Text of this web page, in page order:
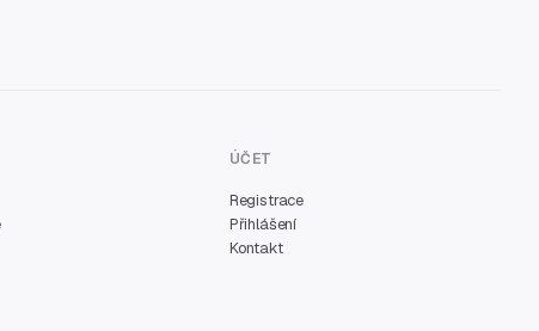
ÚČET
Registrace
Přihlášení
Kontakt